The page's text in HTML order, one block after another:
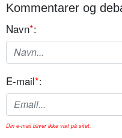
Kommentarer og
Navn*:
E-mail*:
Din e-mail bliver ikke vist på sitet.